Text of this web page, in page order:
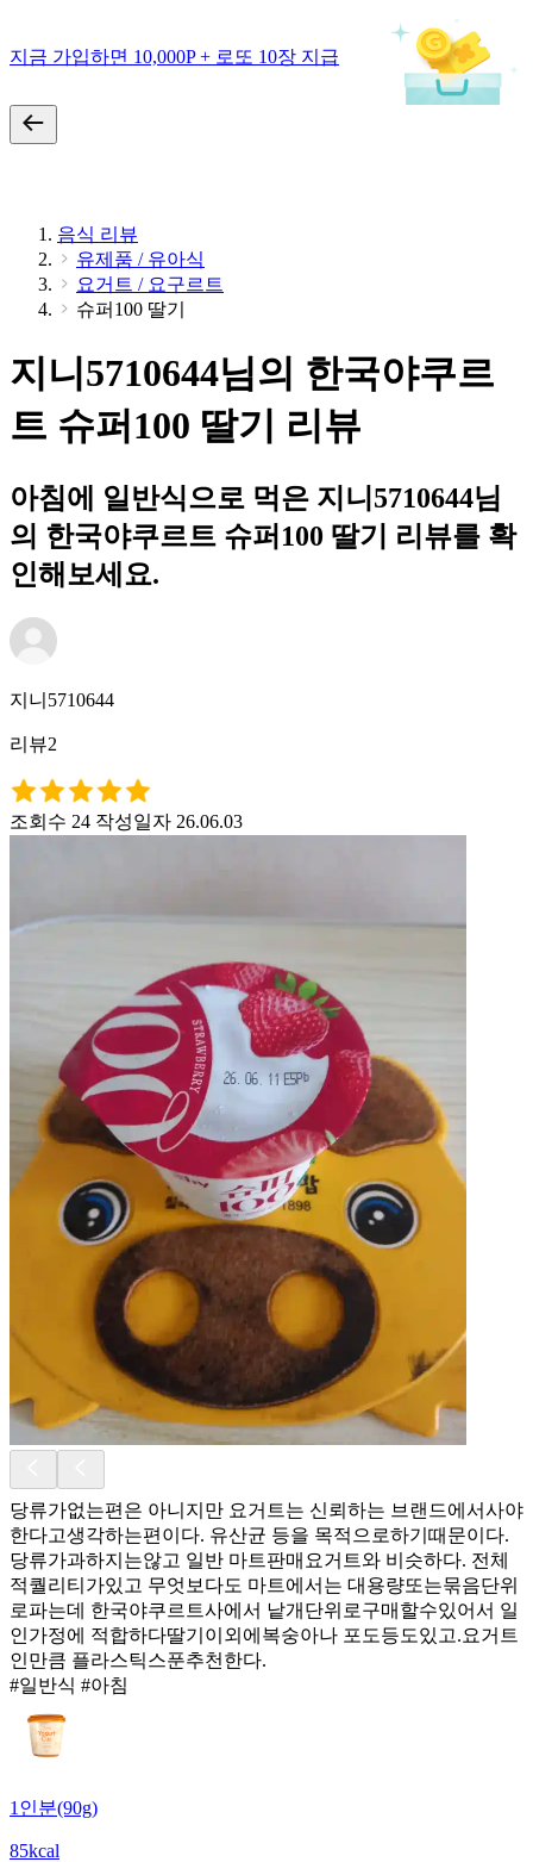
지금 가입하면 10,000P + 로또 10장 지급
음식 리뷰
유제품 / 유아식
요거트 / 요구르트
슈퍼100 딸기
지니5710644님의 한국야쿠르
트 슈퍼100 딸기 리뷰
아침에 일반식으로 먹은 지니5710644님
의 한국야쿠르트 슈퍼100 딸기 리뷰를 확
인해보세요.
지니5710644
리뷰2
조회수 24 작성일자 26.06.03
당류가없는편은 아니지만 요거트는 신뢰하는 브랜드에서사야
한다고생각하는편이다. 유산균 등을 목적으로하기때문이다.
당류가과하지는않고 일반 마트판매요거트와 비슷하다. 전체
적퀄리티가있고 무엇보다도 마트에서는 대용량또는묶음단위
로파는데 한국야쿠르트사에서 낱개단위로구매할수있어서 일
인가정에 적합하다딸기이외에복숭아나 포도등도있고.요거트
인만큼 플라스틱스푼추천한다.
#일반식 #아침
1인분(90g)
85kcal